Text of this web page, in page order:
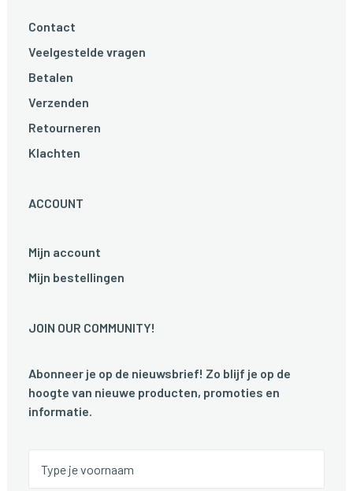
Contact
Veelgestelde vragen
Betalen
Verzenden
Retourneren
Klachten
ACCOUNT
Mijn account
Mijn bestellingen
JOIN OUR COMMUNITY!
Abonneer je op de nieuwsbrief! Zo blijf je op de
hoogte van nieuwe producten, promoties en
informatie.